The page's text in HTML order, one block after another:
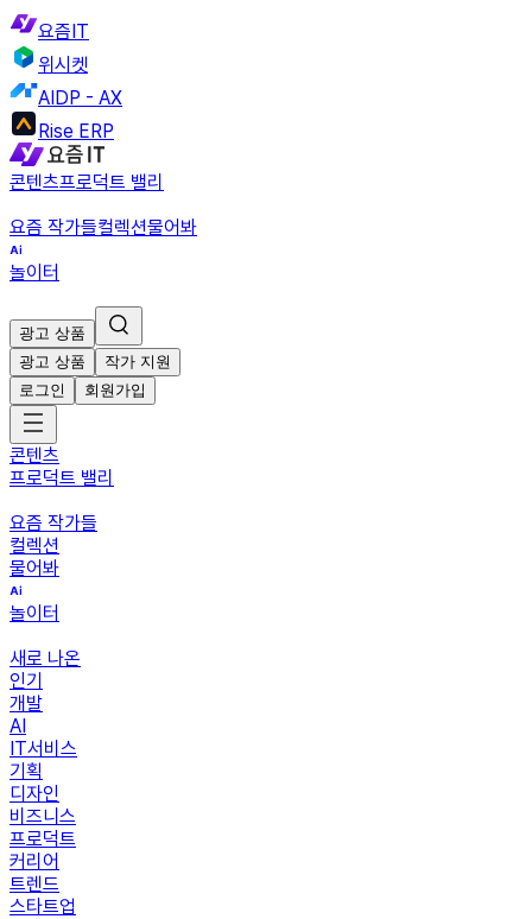
요즘IT
위시켓
AIDP - AX
Rise ERP
콘텐츠프로덕트 밸리
요즘 작가들컬렉션물어봐
놀이터
광고 상품
광고 상품
작가 지원
로그인
회원가입
콘텐츠
프로덕트 밸리
요즘 작가들
컬렉션
물어봐
놀이터
새로 나온
인기
개발
AI
IT서비스
기획
디자인
비즈니스
프로덕트
커리어
트렌드
스타트업